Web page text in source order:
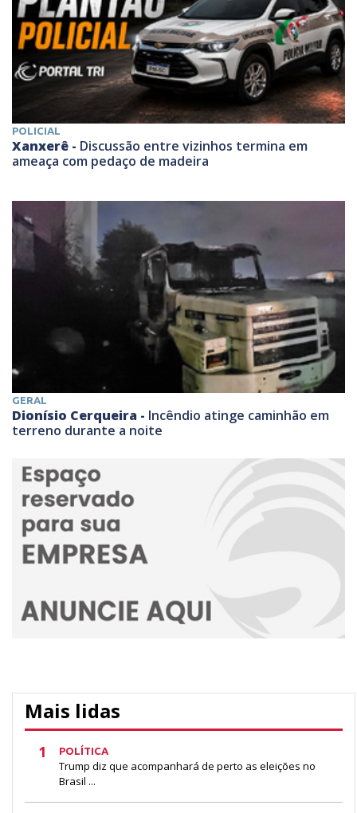
POLICIAL
Xanxerê - Discussão entre vizinhos termina em
ameaça com pedaço de madeira
GERAL
Dionísio Cerqueira - Incêndio atinge caminhão em
terreno durante a noite
Mais lidas
1 POLÍTICA
Trump diz que acompanhará de perto as eleições no
Brasil ...